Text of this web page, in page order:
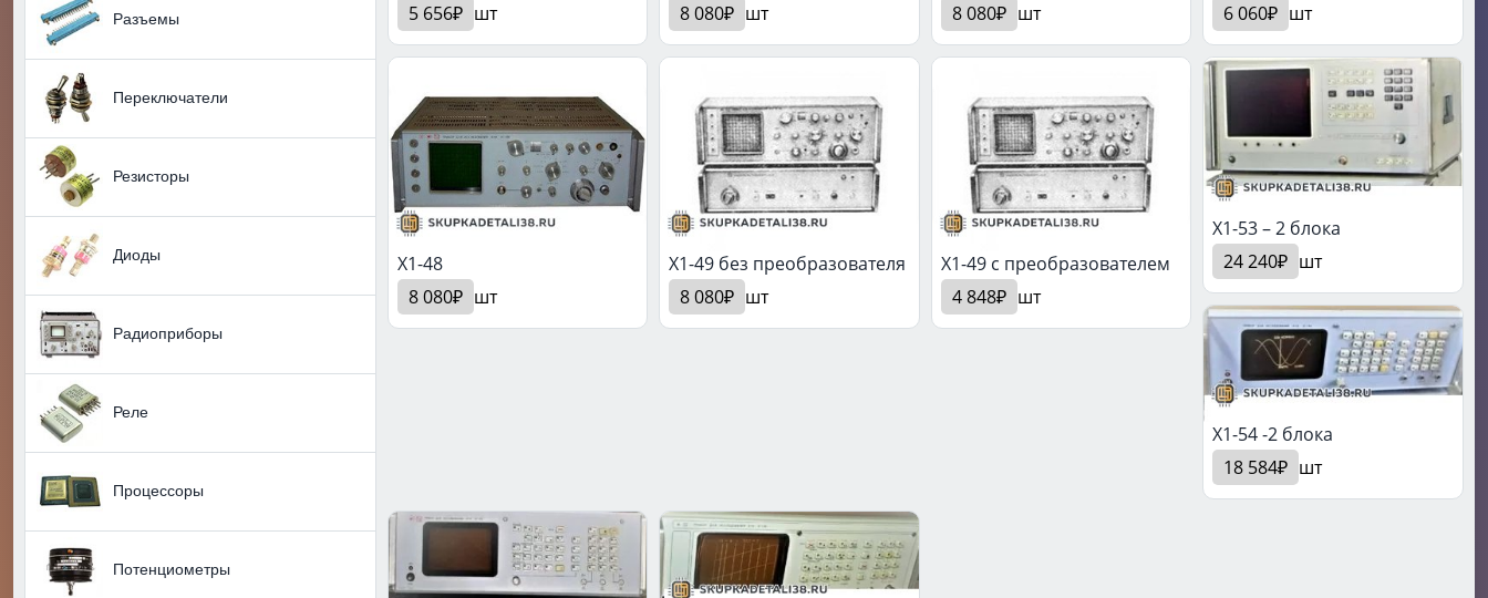
Разъемы
Переключатели
Резисторы
Диоды
Радиоприборы
Реле
Процессоры
Потенциометры
5 656₽ шт
8 080₽ шт
8 080₽ шт
6 060₽ шт
X1-48
8 080₽ шт
X1-49 без преобразователя
8 080₽ шт
X1-49 с преобразователем
4 848₽ шт
X1-53 – 2 блока
24 240₽ шт
X1-54 -2 блока
18 584₽ шт